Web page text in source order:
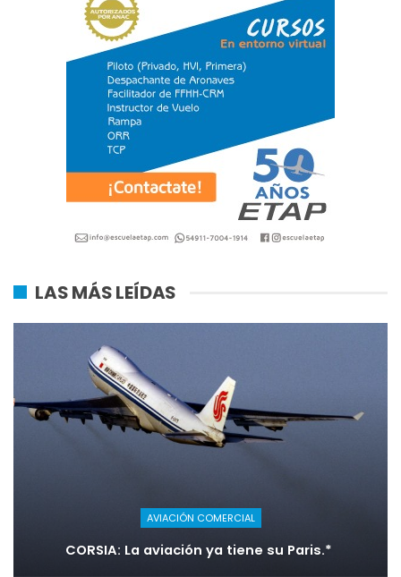
LAS MÁS LEÍDAS
AVIACIÓN COMERCIAL
CORSIA: La aviación ya tiene su Paris.*